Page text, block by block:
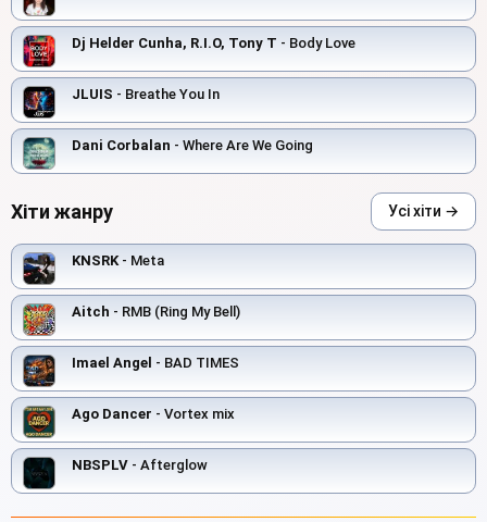
Dj Helder Cunha, R.I.O, Tony T - Body Love
JLUIS - Breathe You In
Dani Corbalan - Where Are We Going
Хіти жанру Усі хіти →
KNSRK- Meta
Aitch - RMB (Ring My Bell)
Imael Angel - BAD TIMES
Ago Dancer - Vortex mix
NBSPLV - Afterglow